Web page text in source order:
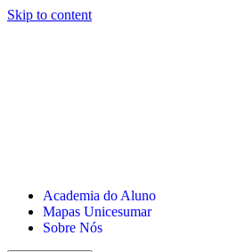
Skip to content
Academia do Aluno
Mapas Unicesumar
Sobre Nós